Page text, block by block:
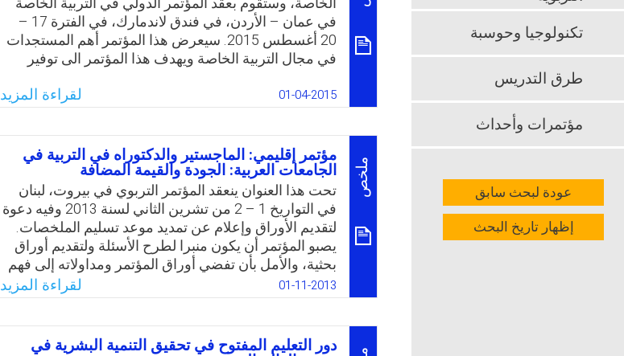
في عمان – الأردن، في فندق لاندمارك، في الفترة 17 –
20 أغسطس 2015. سيعرض هذا المؤتمر أهم المستجدات
في مجال التربية الخاصة ويهدف هذا المؤتمر الى توفير
في هذا المجال.
WhatsApp
Facebook
Twitter
Email
01-04-2015 لقراءة المزيد
ملخص
مؤتمر إقليمي: الماجستير والدكتوراه في التربية في
الجامعات العربية: الجودة والقيمة المضافة
تحت هذا العنوان ينعقد المؤتمر التربوي في بيروت، لبنان
في التواريخ 1 – 2 من تشرين الثاني لسنة 2013 وفيه دعوة
لتقديم الأوراق وإعلام عن تمديد موعد تسليم الملخصات.
يصبو المؤتمر أن يكون منبرا لطرح الأسئلة ولتقديم أوراق
بحثية، والأمل بأن تفضي أوراق المؤتمر ومداولاته إلى فهم
أعمق لما فعلا في برامج الماجستير والدكتوراه في التربية
في الجامعات العربية.
WhatsApp
Facebook
Twitter
Email
01-11-2013 لقراءة المزيد
دور التعليم المفتوح في تحقيق التنمية البشرية في
تكنولوجيا وحوسبة
طرق التدريس
مؤتمرات وأحداث
عودة لبحث سابق
إظهار تاريخ البحث